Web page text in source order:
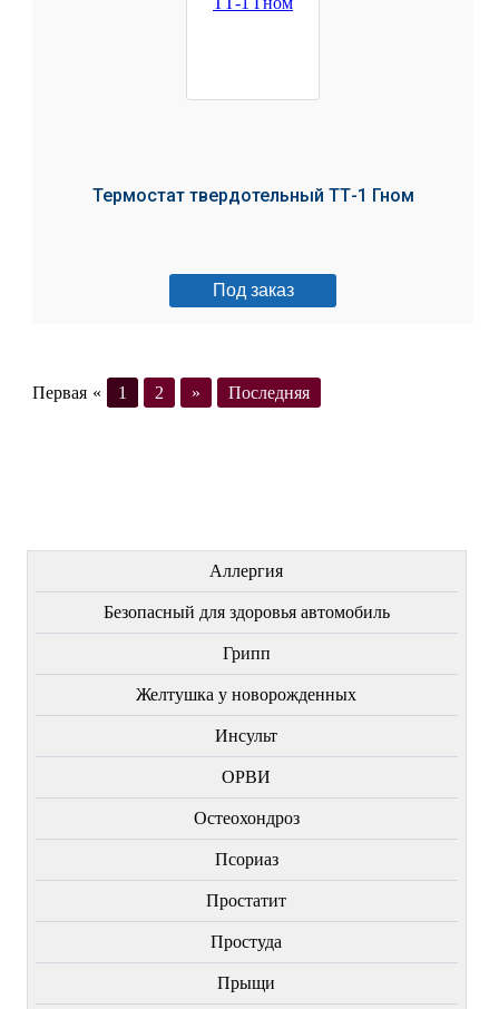
Термостат твердотельный ТТ-1 Гном
Под заказ
Первая « 1 2 » Последняя
Аллергия
Безопасный для здоровья автомобиль
Грипп
Желтушка у новорожденных
Инсульт
ОРВИ
Остеохондроз
Пcориаз
Простатит
Простуда
Прыщи